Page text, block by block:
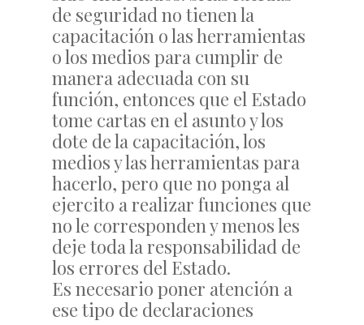
de seguridad no tienen la
capacitación o las herramientas
o los medios para cumplir de
manera adecuada con su
función, entonces que el Estado
tome cartas en el asunto y los
dote de la capacitación, los
medios y las herramientas para
hacerlo, pero que no ponga al
ejercito a realizar funciones que
no le corresponden y menos les
deje toda la responsabilidad de
los errores del Estado.
Es necesario poner atención a
ese tipo de declaraciones